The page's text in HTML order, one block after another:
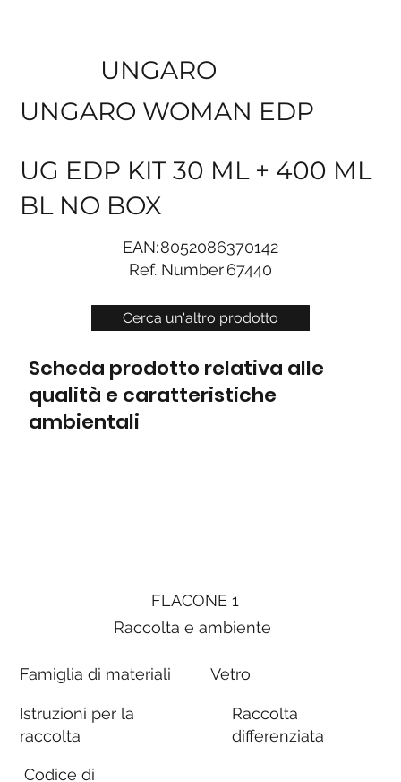
Cerca un'altro prodotto
UNGARO
UNGARO WOMAN EDP
UG EDP KIT 30 ML + 400 ML
BL NO BOX
EAN:8052086370142
Ref. Number67440
Scheda prodotto relativa alle
qualità e caratteristiche
ambientali
FLACONE 1
Raccolta e ambiente
Famiglia di materiali
Istruzioni per la
raccolta
Codice di
Vetro
Raccolta
differenziata